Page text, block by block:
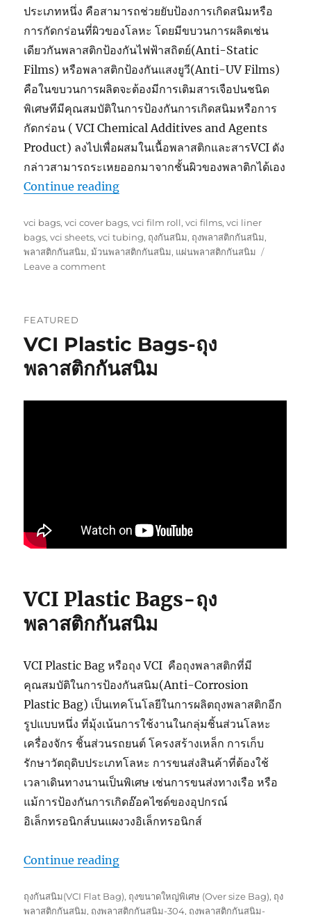
ประเภทหนึ่ง คือสามารถช่วยยับป้องการเกิดสนิมหรือ
การกัดกร่อนที่ผิวของโลหะ โดยมีขบวนการผลิตเช่น
เดียวกันพลาสติกป้องกันไฟฟ้าสถิตย์(Anti-Static
Films) หรือพลาสติกป้องกันแสงยูวี(Anti-UV Films)
คือในขบวนการผลิตจะต้องมีการเติมสารเจือปนชนิด
พิเศษทีมีคุณสมบัติในการป้องกันการเกิดสนิมหรือการ
กัดกร่อน ( VCI Chemical Additives and Agents
Product) ลงไปเพื่อผสมในเนื้อพลาสติกและสารVCI ดัง
กล่าวสามารถระเหยออกมาจากชั้นผิวของพลาติกได้เอง
Continue reading“VCI Film or Anti-Corrosion Films
Tags
vci bags,vci cover bags,vci film roll,vci films,vci liner
bags,vci sheets,vci tubing, ถุงกันสนิม, ถุงพลาสติกกันสนิม,
พลาสติกกันสนิม,ม้วนพลาสติกกันสนิม, แผ่นพลาสติกกันสนิม
Leave a commenton
Corrosion
Films
พลาสติก
FEATURED
VCI Plastic Bags-ถุง
พลาสติกกันสนิม
VCI Plastic Bags-ถุง
พลาสติกกันสนิม
VCI Plastic Bag หรือถุง VCI คือถุงพลาสติกที่มี
คุณสมบัติในการป้องกันสนิม(Anti-Corrosion
Plastic Bag) เป็นเทคโนโลยีในการผลิตถุงพลาสติกอีก
รูปแบบหนึ่ง ที่มุ้งเน้นการใช้งานในกลุ่มชิ้นส่วนโลหะ
เครื่องจักร ชิ้นส่วนรถยนต์ โครงสร้างเหล็ก การเก็บ
รักษาวัตถุดิบประเภทโลหะ การขนส่งสินค้าที่ต้องใช้
เวลาเดินทางนานเป็นพิเศษ เช่นการขนส่งทางเรือ หรือ
แม้การป้องกันการเกิดอ๊อคไซด์ของอุปกรณ์
อิเล็กทรอนิกส์บนแผงวงอิเล็กทรอนิกส์
Continue reading“VCI Plastic Bags-ถุงพลาสติกกันสนิ
Tags
ถุงกันสนิม(VCI Flat Bag), ถุงขนาดใหญ่พิเศษ (Over size Bag), ถุง
พลาสติกกันสนิม, ถุงพลาสติกกันสนิม-304, ถุงพลาสติกกันสนิม-